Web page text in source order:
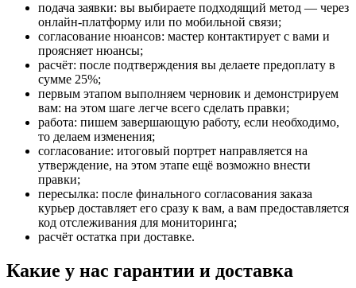
подача заявки: вы выбираете подходящий метод — через
онлайн-платформу или по мобильной связи;
согласование нюансов: мастер контактирует с вами и
проясняет нюансы;
расчёт: после подтверждения вы делаете предоплату в
сумме 25%;
первым этапом выполняем черновик и демонстрируем
вам: на этом шаге легче всего сделать правки;
работа: пишем завершающую работу, если необходимо,
то делаем изменения;
согласование: итоговый портрет направляется на
утверждение, на этом этапе ещё возможно внести
правки;
пересылка: после финального согласования заказа
курьер доставляет его сразу к вам, а вам предоставляется
код отслеживания для мониторинга;
расчёт остатка при доставке.
Какие у нас гарантии и доставка